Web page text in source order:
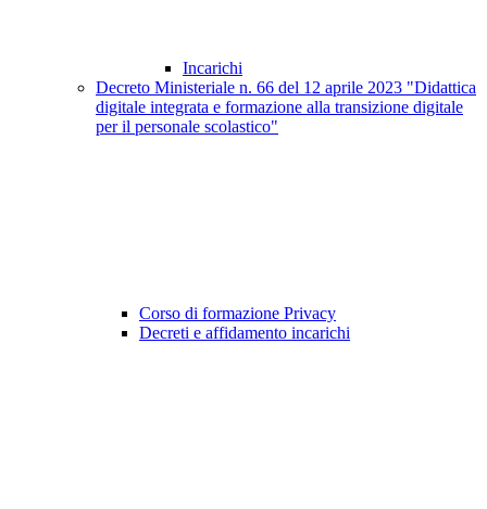
Incarichi
Decreto Ministeriale n. 66 del 12 aprile 2023 "Didattica
digitale integrata e formazione alla transizione digitale
per il personale scolastico"
Corso di formazione Privacy
Decreti e affidamento incarichi